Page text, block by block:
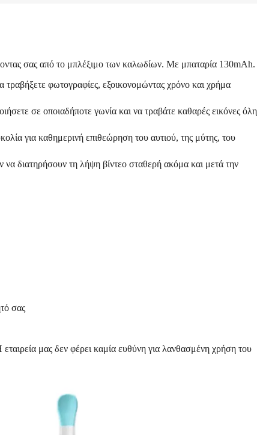
σας από το μπλέξιμο των καλωδίων. Με μπαταρία 130mAh.
φωτογραφίες, εξοικονομώντας χρόνο και χρήμα
σε οποιαδήποτε γωνία και να τραβάτε καθαρές εικόνες όλη
για καθημερινή επιθεώρηση του αυτιού, της μύτης, του
διατηρήσουν τη λήψη βίντεο σταθερή ακόμα και μετά την
σας
μας δεν φέρει καμία ευθύνη για λανθασμένη χρήση του